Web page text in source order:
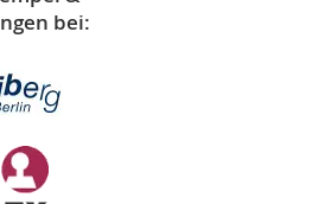
bei: